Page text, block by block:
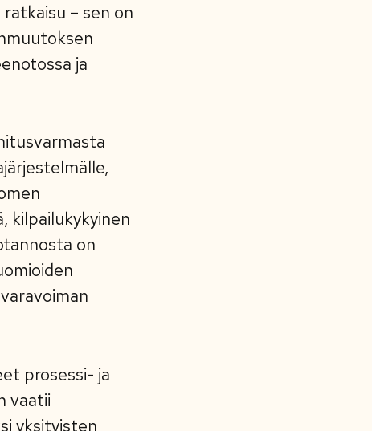
– sen on
ja
kilpailukykyinen
on
prosessi- ja
vaatii
yksityisten